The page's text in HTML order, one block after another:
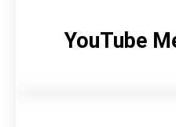
YouTube